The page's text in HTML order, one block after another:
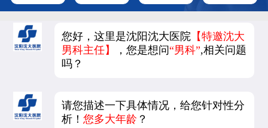
您好，这里是沈阳沈大医院【特邀沈大
男科主任】
，您是想问“男科”,相关问题
吗？
请您描述一下具体情况，给您针对性分
析！ 您多大年龄 ？